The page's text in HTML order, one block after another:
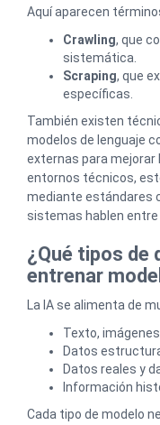
Aquí aparecen
Crawling, que
sistemática.
Scraping, que
específicas.
También existen
modelos de lenguaje
externas para mejorar
entornos técnicos,
mediante estándares
sistemas hablen entre
¿Qué tipos de
entrenar
La IA se alimenta de
Texto,
Datos
Datos reales y
Información
Cada tipo de modelo